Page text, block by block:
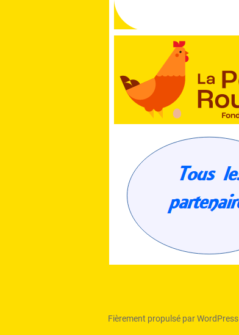
Fièrement propulsé par WordPress